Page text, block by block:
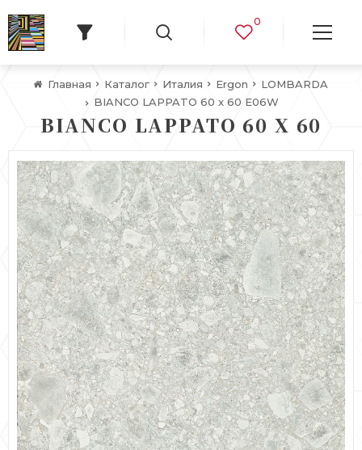
0
Главная Каталог Италия Ergon
LOMBARDA
BIANCO LAPPATO 60 x 60 E06W
BIANCO LAPPATO 60 X 60